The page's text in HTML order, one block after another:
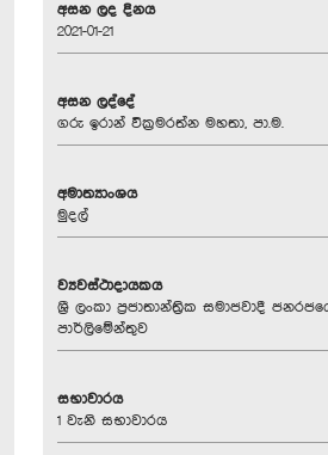
අසන ලද දිනය
2021-01-21
අසන ලද්දේ
ගරු ඉරාන් වික්‍රමරත්න මහතා, පා.ම.
අමාත්‍යාංශය
මුදල්
ව්‍යවස්ථාදායකය
ශ්‍රී ලංකා ප්‍රජාතාන්ත්‍රික සමාජවාදී
පාර්ලිමේන්තුව
සභාවාරය
1 වැනි සභාවාරය